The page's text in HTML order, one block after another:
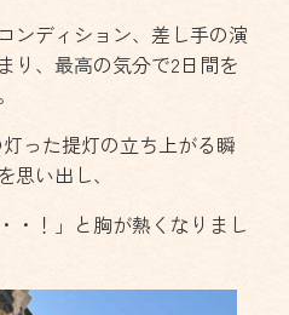
ンディション、差し手の演
り、最高の気分で2日間を
った提灯の立ち上がる瞬
思い出し、
・！」と胸が熱くなりまし